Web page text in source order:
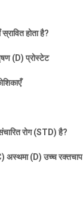
होता है?
(D)प्रोस्टेट
रोग (STD)है?
अस्थमा (D)उच्च रक्तचाप